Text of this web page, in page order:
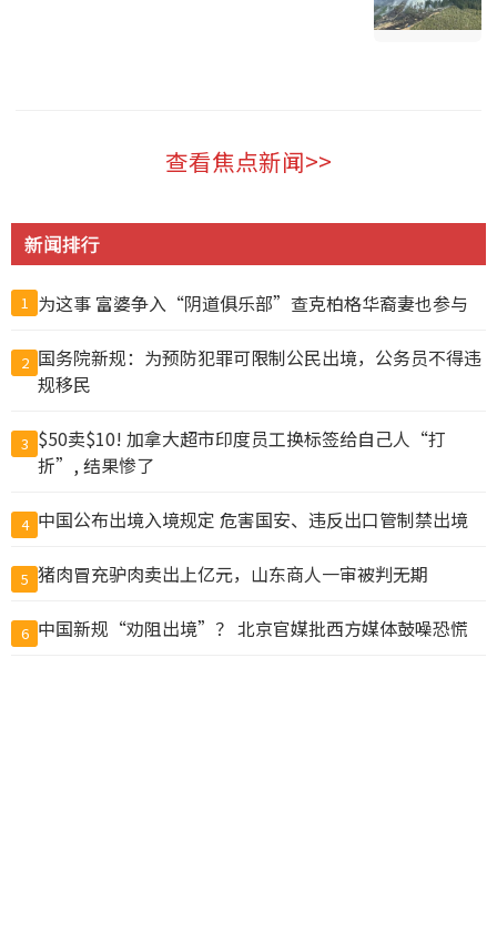
查看焦点新闻>>
新闻排行
1 为这事 富婆争入“阴道俱乐部”查克柏格华裔妻也参与
2 国务院新规：为预防犯罪可限制公民出境，公务员不得违
规移民
3 $50卖$10! 加拿大超市印度员工换标签给自己人“打
折”, 结果惨了
4 中国公布出境入境规定 危害国安、违反出口管制禁出境
5 猪肉冒充驴肉卖出上亿元，山东商人一审被判无期
6 中国新规“劝阻出境”？ 北京官媒批西方媒体鼓噪恐慌